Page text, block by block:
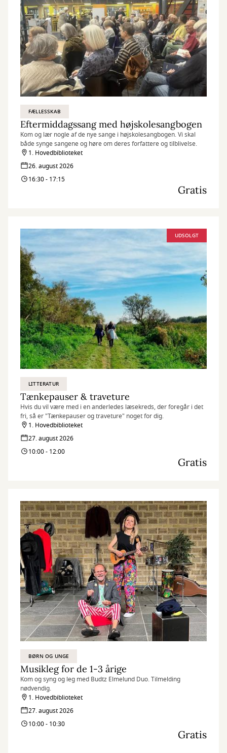
FÆLLESSKAB
Eftermiddagssang med højskolesangbogen
Kom og lær nogle af de nye sange i højskolesangbogen. Vi skal
både synge sangene og høre om deres forfattere og tilblivelse.
1. Hovedbiblioteket
26. august 2026
16:30 - 17:15
Gratis
UDSOLGT
LITTERATUR
Tænkepauser & traveture
Hvis du vil være med i en anderledes læsekreds, der foregår i det
fri, så er "Tænkepauser og traveture" noget for dig.
1. Hovedbiblioteket
27. august 2026
10:00 - 12:00
Gratis
BØRN OG UNGE
Musikleg for de 1-3 årige
Kom og syng og leg med Budtz Elmelund Duo. Tilmelding
nødvendig.
1. Hovedbiblioteket
27. august 2026
10:00 - 10:30
Gratis